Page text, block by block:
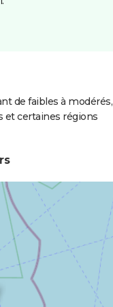
de faibles à modérés,
et certaines régions